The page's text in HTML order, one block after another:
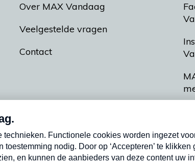
Over MAX Vandaag
Veelgestelde vragen
Contact